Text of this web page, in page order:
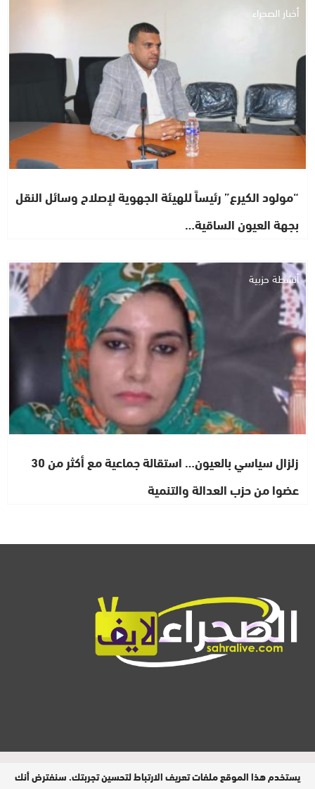
أخبار الصحراء
“مولود الكيرع” رئيساً للهيئة الجهوية لإصلاح وسائل النقل
بجهة العيون الساقية…
أنشطة حزبية
زلزال سياسي بالعيون… استقالة جماعية مع أكثر من 30
عضوا من حزب العدالة والتنمية
المدير المسؤول : ابيبك المحفوظ / جميع
يستخدم هذا الموقع ملفات تعريف الارتباط لتحسين تجربتك. سنفترض أنك